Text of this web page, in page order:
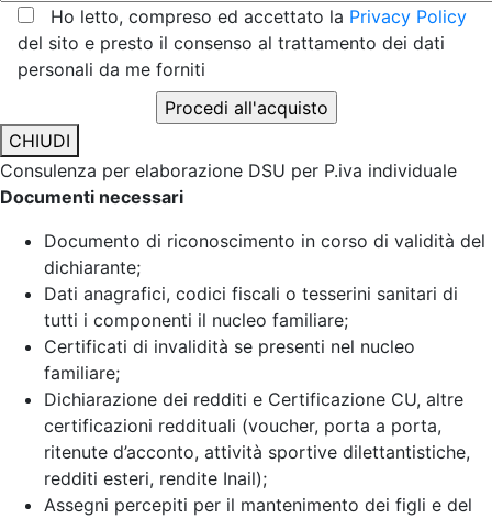
Ho letto, compreso ed accettato la Privacy Policy
del sito e presto il consenso al trattamento dei dati
personali da me forniti
CHIUDI
Consulenza per elaborazione DSU per P.iva individuale
Documenti necessari
Documento di riconoscimento in corso di validità del
dichiarante;
Dati anagrafici, codici fiscali o tesserini sanitari di
tutti i componenti il nucleo familiare;
Certificati di invalidità se presenti nel nucleo
familiare;
Dichiarazione dei redditi e Certificazione CU, altre
certificazioni reddituali (voucher, porta a porta,
ritenute d’acconto, attività sportive dilettantistiche,
redditi esteri, rendite Inail);
Assegni percepiti per il mantenimento dei figli e del